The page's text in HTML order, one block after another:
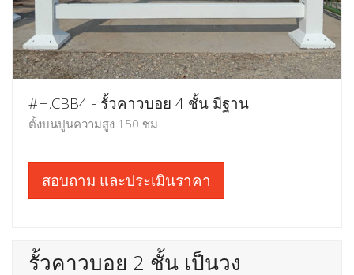
#H.CBB4 - รั้วคาวบอย 4 ชั้น มีฐาน
ตั้งบนปูนความสูง 150 ซม
สอบถาม และประเมินราคา
รั้วคาวบอย 2 ชั้น เป็นวง